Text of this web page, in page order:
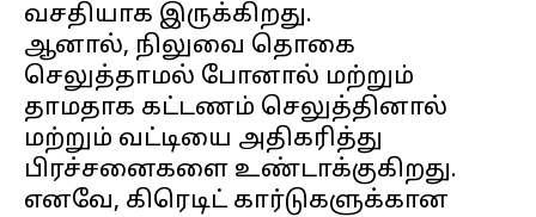
வசதியாக இருக்கிறது.
ஆனால், நிலுவை தொகை
செலுத்தாமல் போனால் மற்றும்
தாமதாக கட்டணம் செலுத்தினால்
மற்றும் வட்டியை அதிகரித்து
பிரச்சனைகளை உண்டாக்குகிறது.
எனவே, கிரெடிட் கார்டுகளுக்கான